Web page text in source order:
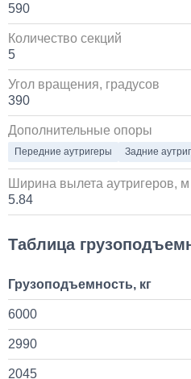
Установка стояночного
590
Количество секций
5
Угол вращения, градусов
390
Дополнительные опоры
Передние аутригеры Задние
Ширина вылета аутригеров, м
5.84
Таблица
Грузоподъемность, кг
6000
2990
2045